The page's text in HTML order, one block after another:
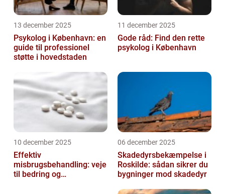
13 december 2025
Psykolog i København: en
guide til professionel
støtte i hovedstaden
11 december 2025
Gode råd: Find den rette
psykolog i København
10 december 2025
Effektiv
misbrugsbehandling: veje
til bedring og
06 december 2025
Skadedyrsbekæmpelse i
Roskilde: sådan sikrer du
bygninger mod skadedyr